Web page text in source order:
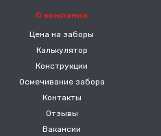
О компании
Цена на заборы
Калькулятор
Конструкции
Осмечивание забора
Контакты
Отзывы
Вакансии